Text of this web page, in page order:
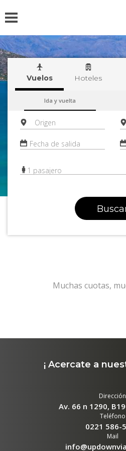
Vuelos Hoteles
Ida y vuelta
Fecha de salida
1 pasajero
Muchas cuotas,
¡ Acercate a
Dirección
Av. 66 n 1290,
Teléfono
0221 586-
Mail